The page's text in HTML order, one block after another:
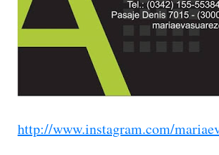
http://www.instagram.com/